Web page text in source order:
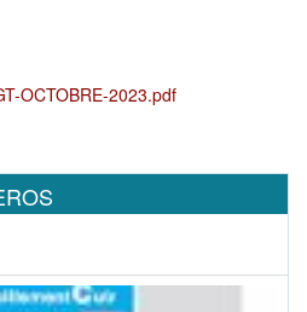
OCTOBRE-2023.pdf